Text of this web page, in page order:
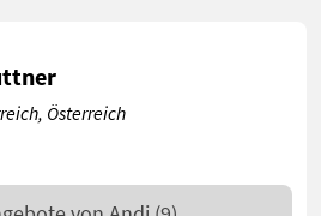
Österreich